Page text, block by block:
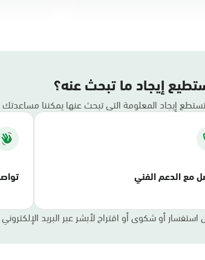
إيجاد ما تبحث عنه؟
إيجاد المعلومة التي تبحث عنها يمكننا مساعدتك
مع الدعم الفني
استفسار أو شكوى أو اقتراح لأبشر عبر البريد الإلكتروني